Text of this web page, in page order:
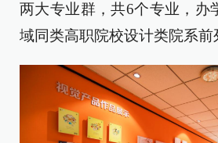
两大专业群，共6个专业，办
域同类高职院校设计类院系前